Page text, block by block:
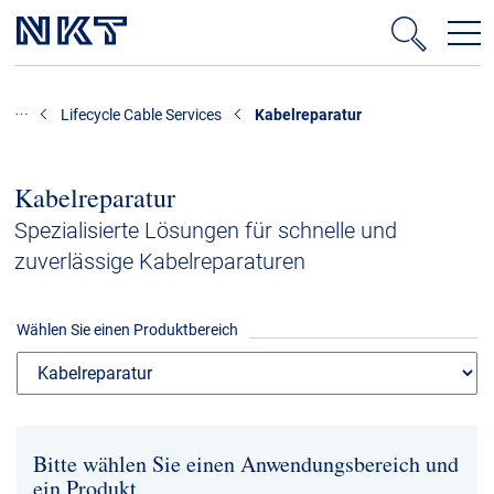
Kabelservice
Mittelspannung
Niederspannung
Referenzen
Presse & Events
Kabelreparatur
Spezialisierte Lösungen für schnelle und
zuverlässige Kabelreparaturen
Lifecycle Cable Services Kabelreparatur
Wählen Sie einen Produktbereich
Bitte wählen Sie einen Anwendungsbereich und
ein Produkt